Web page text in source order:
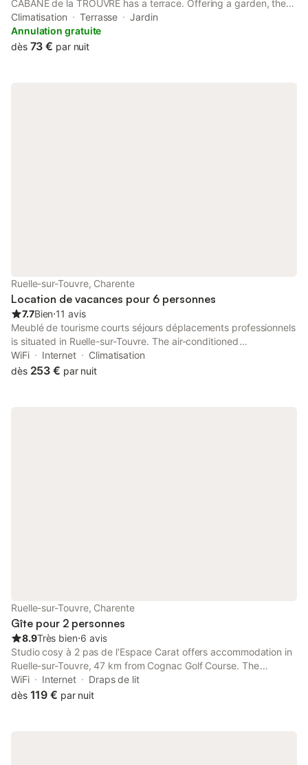
CABANE de la TROUVRE has a terrace. Offering a garden, the
property is located within 47 km of Cognac Golf Course.
Climatisation Terrasse
Jardin
Annulation gratuite
dès 73 € par nuit
Ruelle-sur-Touvre, Charente
Location de vacances pour 6 personnes
7.7Bien⋅11 avis
Meublé de tourisme courts séjours déplacements professionnels
is situated in Ruelle-sur-Touvre. The air-conditioned
accommodation is 9.2 km from Hirondelle Golf Course, and
guests can benefit from private parking available on site and
WiFi Internet
Climatisation
dès 253 € par nuit
Ruelle-sur-Touvre, Charente
Gîte pour 2 personnes
8.9Très bien⋅6 avis
Studio cosy à 2 pas de l'Espace Carat offers accommodation in
Ruelle-sur-Touvre, 47 km from Cognac Golf Course. The
property is non-smoking and is set 10 km from Hirondelle Golf
Course.
WiFi Internet
Draps de lit
dès 119 € par nuit